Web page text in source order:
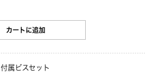
カートに追加
付属ビスセット